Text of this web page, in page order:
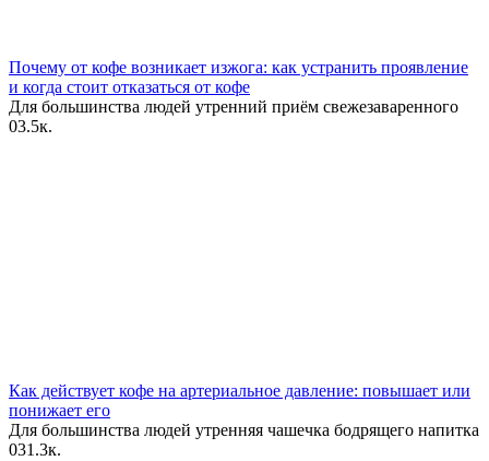
Почему от кофе возникает изжога: как устранить проявление
и когда стоит отказаться от кофе
Для большинства людей утренний приём свежезаваренного
03.5к.
Как действует кофе на артериальное давление: повышает или
понижает его
Для большинства людей утренняя чашечка бодрящего напитка
031.3к.